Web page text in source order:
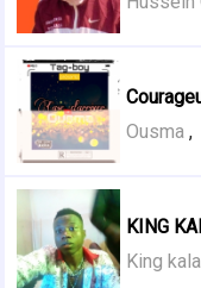
Ousma ,
KING
King